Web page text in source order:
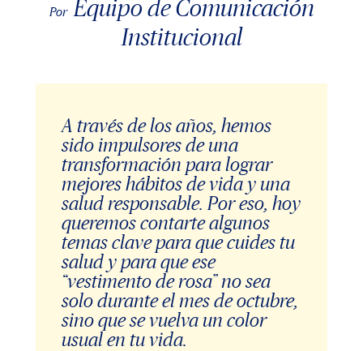
Por Equipo de Comunicación
Institucional
A través de los años, hemos
sido impulsores de una
transformación para lograr
mejores hábitos de vida y una
salud responsable. Por eso, hoy
queremos contarte algunos
temas clave para que cuides tu
salud y para que ese
“vestimento de rosa” no sea
solo durante el mes de octubre,
sino que se vuelva un color
usual en tu vida.